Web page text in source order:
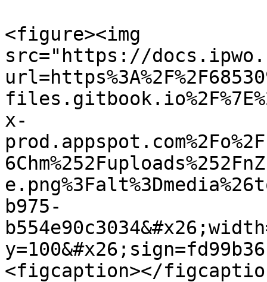
<figure><img
src="https://
x-
b975-
<figcaption></